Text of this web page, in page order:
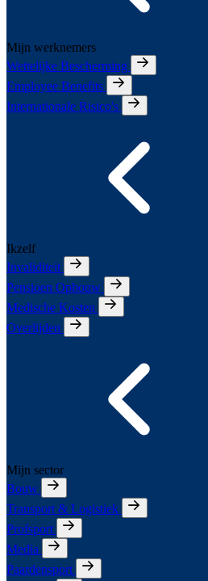
Mijn werknemers
Wettelijke Bescherming
Employee Benefits
Internationale Risico's
Ikzelf
Invaliditeit
Pensioen Opbouw
Medische Kosten
Overlijden
Mijn sector
Bouw
Transport & Logistiek
Profsport
Media
Paardensport